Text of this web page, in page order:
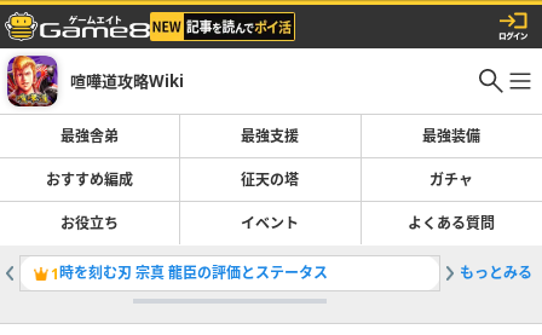
喧嘩道攻略Wiki
最強舎弟 最強支援 最強装備
おすすめ編成 征天の塔 ガチャ
お役立ち イベント よくある質問
1時を刻む刃 宗真 龍臣の評価とステータス 2裂空裁
もっとみる